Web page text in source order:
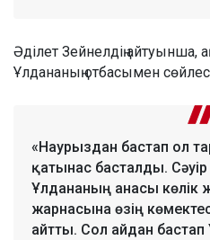
Әділет Зейнелдің айтуынша,
Ұлдананың отбасымен
«Наурыздан бастап ол
қатынас басталды.
Ұлдананың анасы көлік
жарнасына өзің
айтты. Сол айдан